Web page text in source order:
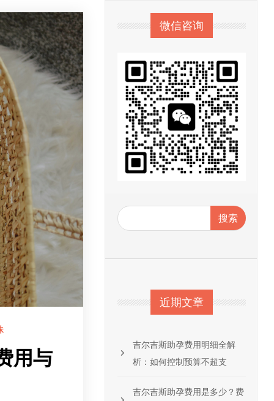
用与
微信咨询
搜索
近期文章
吉尔吉斯助孕费用明细全解
析：如何控制预算不超支
吉尔吉斯助孕费用是多少？费